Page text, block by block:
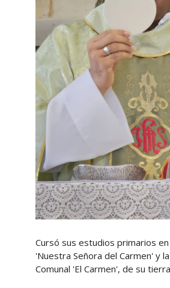
Cursó sus estudios primarios en
'Nuestra Señora del Carmen' y
Comunal 'El Carmen', de su